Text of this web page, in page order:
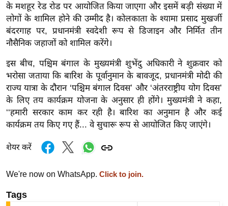
e
w
s
इ
फ
स्टा
इ
ल
क्नॉ
जी
टी
के मशहूर रेड रोड पर आयोजित किया जाएगा और इसमें बड़ी संख्या में
लोगों के शामिल होने की उम्मीद है। कोलकाता के श्यामा प्रसाद मुखर्जी
बंदरगाह पर, प्रधानमंत्री स्वदेशी रूप से डिजाइन और निर्मित तीन
नौसैनिक जहाजों को शामिल करेंगे।
इस बीच, पश्चिम बंगाल के मुख्यमंत्री शुभेंदु अधिकारी ने शुक्रवार को
भरोसा जताया कि बारिश के पूर्वानुमान के बावजूद, प्रधानमंत्री मोदी की
राज्य यात्रा के दौरान ‘पश्चिम बंगाल दिवस’ और ‘अंतरराष्ट्रीय योग दिवस’
के लिए तय कार्यक्रम योजना के अनुसार ही होंगे। मुख्यमंत्री ने कहा,
‘‘हमारी सरकार काम कर रही है। बारिश का अनुमान है और कई
कार्यक्रम तय किए गए हैं... वे सुचारू रूप से आयोजित किए जाएंगे।
शेयर करें
We're now on WhatsApp. Click to join.
Tags